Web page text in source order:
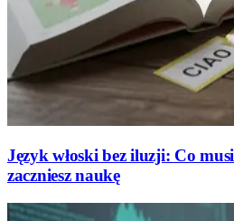
Język włoski bez iluzji: Co
zaczniesz naukę